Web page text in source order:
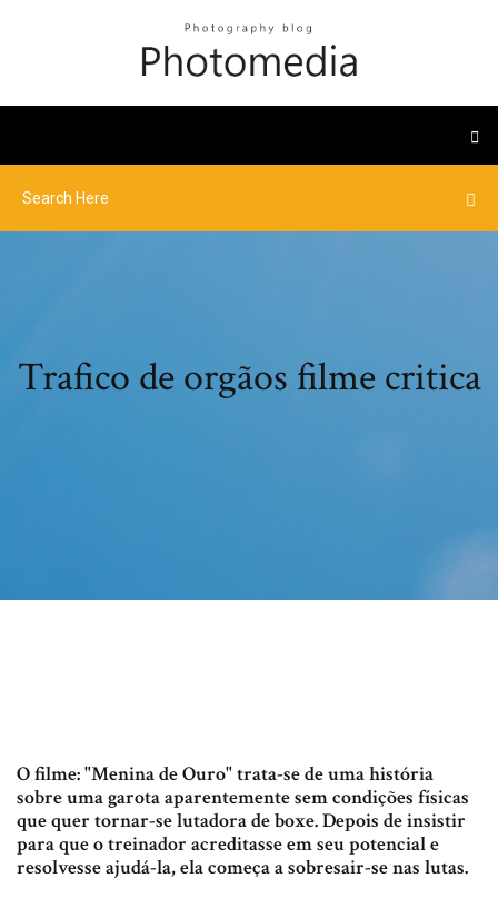
Trafico de orgãos filme critica
O filme: "Menina de Ouro" trata-se de uma história
sobre uma garota aparentemente sem condições físicas
que quer tornar-se lutadora de boxe. Depois de insistir
para que o treinador acreditasse em seu potencial e
resolvesse ajudá-la, ela começa a sobresair-se nas lutas.